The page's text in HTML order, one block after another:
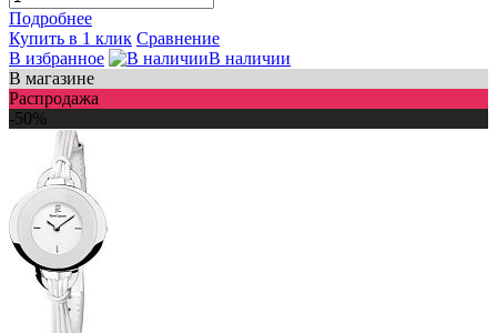
Подробнее
Купить в 1 клик Сравнение
В избранное
В наличии
В магазине
Распродажа
-50%